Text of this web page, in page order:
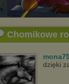
Chomikowe
dzięki